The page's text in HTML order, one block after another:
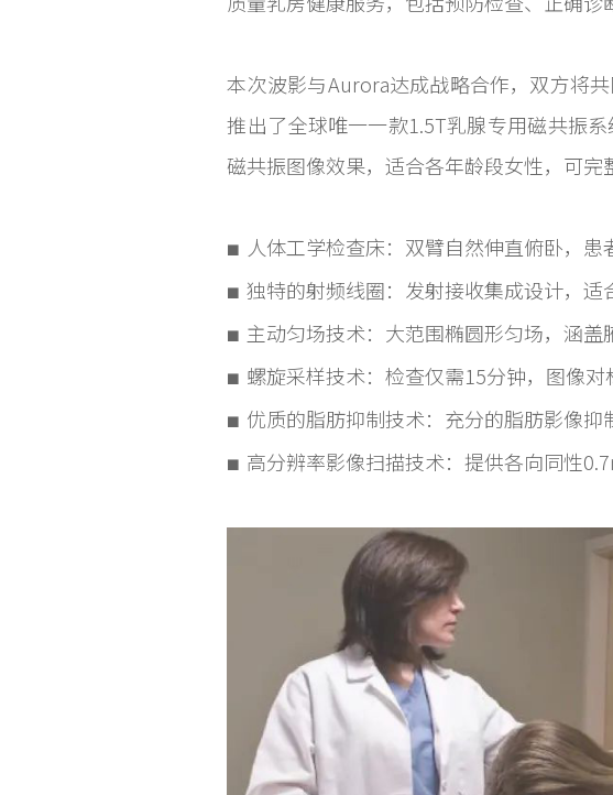
本次波影与Aurora达成战略合作，双方将
推出了全球唯一一款1.5T乳腺专用磁共振
磁共振图像效果，适合各年龄段女性，可
■ 人体工学检查床：双臂自然伸直俯卧，患
■独特的射频线圈：发射接收集成设计，适
■ 主动匀场技术：大范围椭圆形匀场，涵盖
■ 螺旋采样技术：检查仅需15分钟，图像对
■ 优质的脂肪抑制技术：充分的脂肪影像抑
■ 高分辨率影像扫描技术：提供各向同性